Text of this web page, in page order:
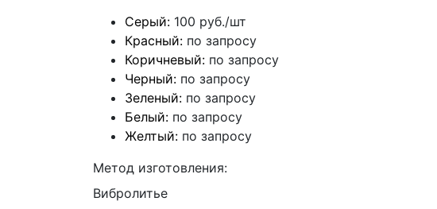
Серый: 100 руб./шт
Красный: по запросу
Коричневый: по запросу
Черный: по запросу
Зеленый: по запросу
Белый: по запросу
Желтый: по запросу
Метод изготовления:
Вибролитье